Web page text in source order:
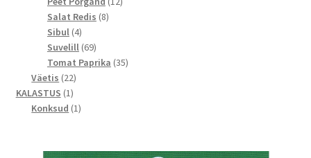
Salat Redis 88
Sibul 44
toodet
Suvelill 6969
toodet
Tomat Paprika 3535
Väetis 2222
KALASTUS 11
toode
Konksud 11